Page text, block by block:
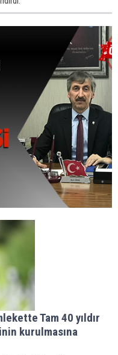
Tam 40 yıldır
kurulmasına